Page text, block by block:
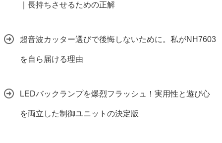
｜長持ちさせるための正解
超音波カッター選びで後悔しないために。私がNH7603
を自ら届ける理由
LEDバックランプを爆烈フラッシュ！実用性と遊び心
を両立した制御ユニットの決定版